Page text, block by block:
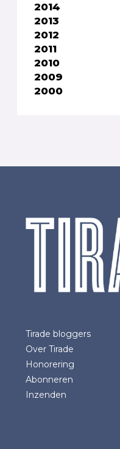
2014
2013
2012
2011
2010
2009
2000
Tirade bloggers
Over Tirade
Honorering
Abonneren
Inzenden